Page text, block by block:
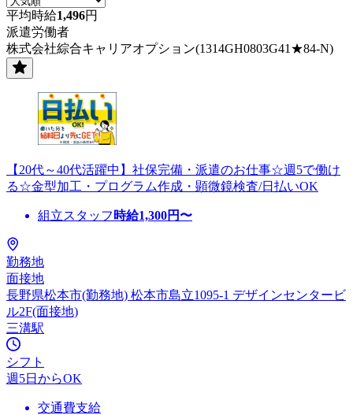
平均時給1,496円
派遣労働者
株式会社綜合キャリアオプション(1314GH0803G41★84-N)
【20代～40代活躍中】社保完備・派遣のお仕事☆週5で働け
る☆金型加工・プログラム作成・顕微鏡検査/日払いOK
組立スタッフ 時給1,300円〜
勤務地
面接地
長野県松本市(勤務地) 松本市島立1095-1 デザインセンタービ
ル2F(面接地)
三溝駅
シフト
週5日からOK
交通費支給